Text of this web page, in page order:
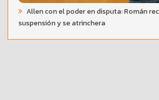
Allen con el poder en disputa: Román
suspensión y se atrinchera